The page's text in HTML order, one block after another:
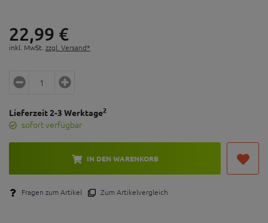
22,99 €
inkl. MwSt. zzgl. Versand*
Lieferzeit 2-3 Werktage2
sofort verfügbar
IN DEN WARENKORB
Fragen zum Artikel Zum Artikelvergleich